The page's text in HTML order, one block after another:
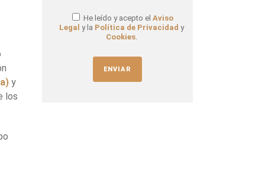
y
los
He leído y acepto el Aviso
Legal y la Política de Privacidad y
Cookies.